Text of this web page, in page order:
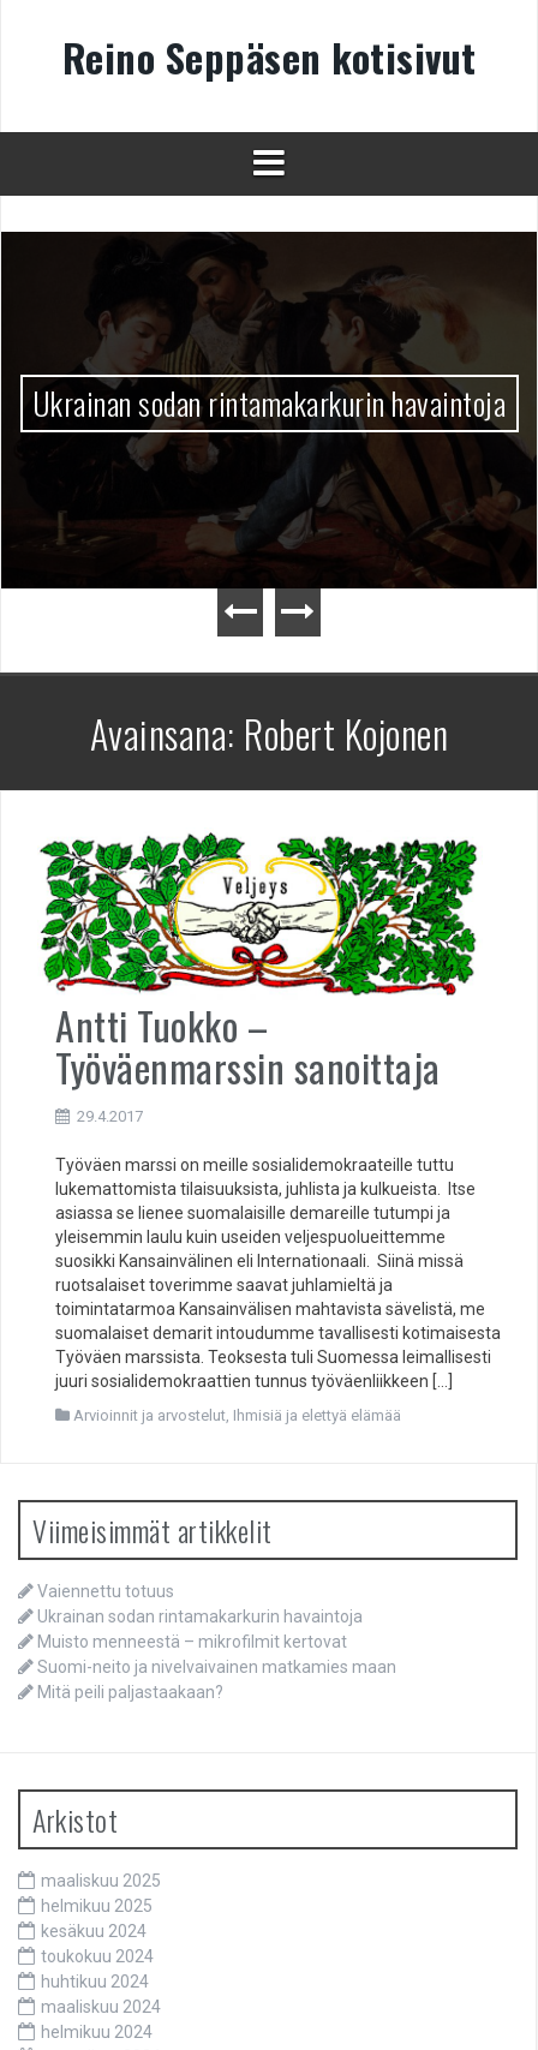
Reino Seppäsen kotisivut
Ukrainan sodan rintamakarkurin havaintoja
Avainsana: Robert Kojonen
Antti Tuokko –
Työväenmarssin sanoittaja
29.4.2017
Työväen marssi on meille sosialidemokraateille tuttu
lukemattomista tilaisuuksista, juhlista ja kulkueista. Itse
asiassa se lienee suomalaisille demareille tutumpi ja
yleisemmin laulu kuin useiden veljespuolueittemme
suosikki Kansainvälinen eli Internationaali. Siinä missä
ruotsalaiset toverimme saavat juhlamieltä ja
toimintatarmoa Kansainvälisen mahtavista sävelistä, me
suomalaiset demarit intoudumme tavallisesti kotimaisesta
Työväen marssista. Teoksesta tuli Suomessa leimallisesti
juuri sosialidemokraattien tunnus työväenliikkeen […]
Arvioinnit ja arvostelut, Ihmisiä ja elettyä elämää
Viimeisimmät artikkelit
Vaiennettu totuus
Ukrainan sodan rintamakarkurin havaintoja
Muisto menneestä – mikrofilmit kertovat
Suomi-neito ja nivelvaivainen matkamies maan
Mitä peili paljastaakaan?
Arkistot
maaliskuu 2025
helmikuu 2025
kesäkuu 2024
toukokuu 2024
huhtikuu 2024
maaliskuu 2024
helmikuu 2024